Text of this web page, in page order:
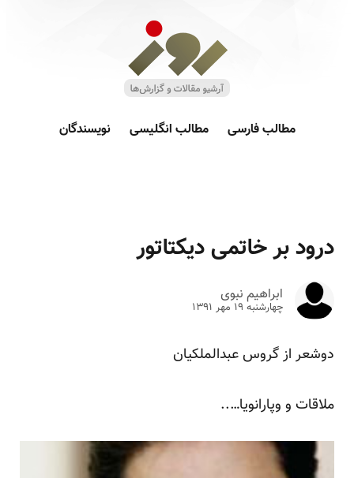
مطالب فارسی مطالب انگلیسی نویسندگان
درود بر خاتمی دیکتاتور
ابراهیم نبوی
چهارشنبه ۱۹ مهر ۱۳۹۱
دوشعر از گروس عبدالملکیان
ملاقات و وپارانویا…..